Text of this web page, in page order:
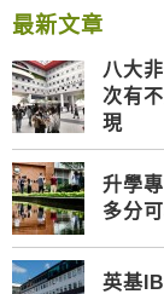
最新文章
八大
次有
現
升學
多分
英基